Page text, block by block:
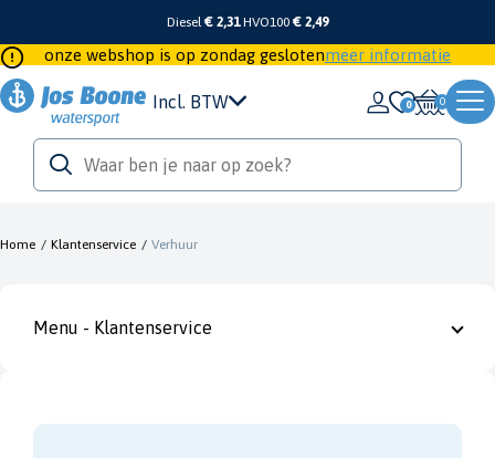
Diesel€ 2,31 HVO100 € 2,49
onze webshop is op zondag geslotenmeer informatie
Incl. BTW 0
Home / Klantenservice / Verhuur
Menu - Klantenservice